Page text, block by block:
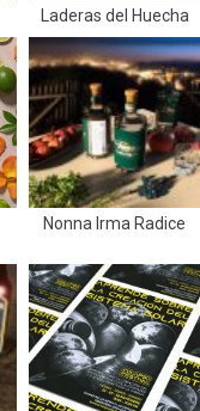
Laderas del Huecha
Nonna Irma Radice